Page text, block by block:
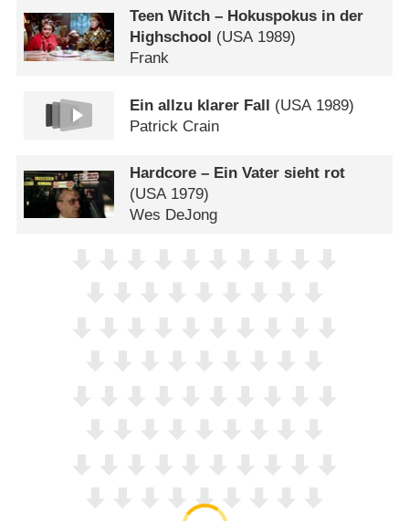
Teen Witch – Hokuspokus in der
Highschool (USA 1989)
Frank
Ein allzu klarer Fall (USA 1989)
Patrick Crain
Hardcore – Ein Vater sieht rot
(USA1979)
Wes DeJong